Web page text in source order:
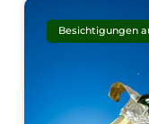
Besichtigungen